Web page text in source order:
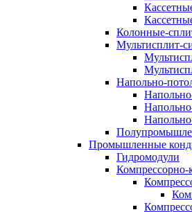
Колонные-
Мультисплит-
Напольно-
Промышленные
Гидромодули
Компрессорно-